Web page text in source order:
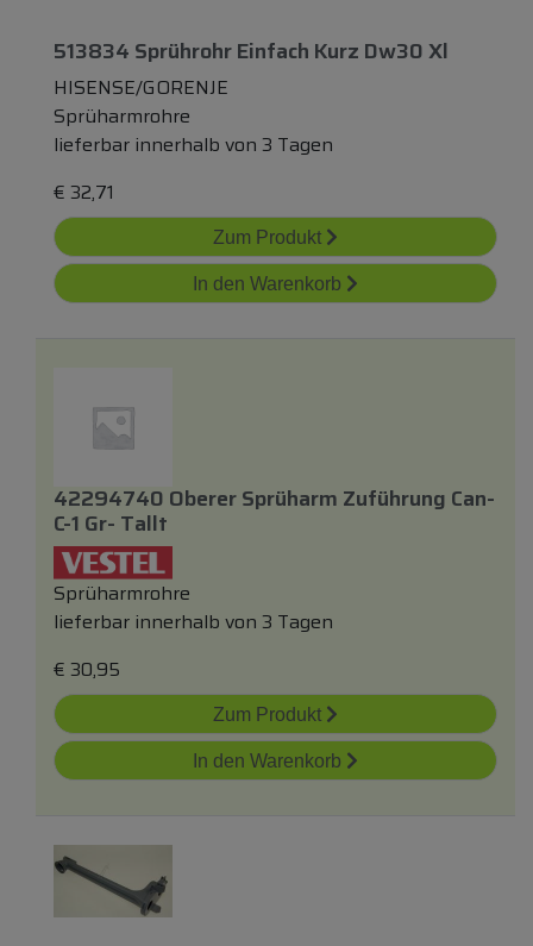
513834 Sprührohr Einfach Kurz Dw30 Xl
HISENSE/GORENJE
Sprüharmrohre
lieferbar innerhalb von 3 Tagen
€ 32,71
Zum Produkt
In den Warenkorb
42294740 Oberer Sprüharm Zuführung Can-
C-1 Gr- Tallt
Sprüharmrohre
lieferbar innerhalb von 3 Tagen
€ 30,95
Zum Produkt
In den Warenkorb